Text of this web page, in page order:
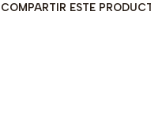
COMPARTIR ESTE